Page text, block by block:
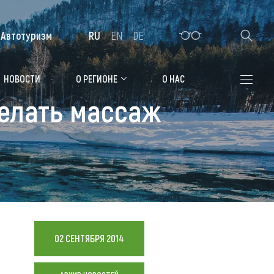
Алтайская зимовка
Где остановиться
Санатории
Гостиницы, отели
Коттеджи, базы
Мотели, придорожные отели
НОВОСТИ О РЕГИОНЕ О НАС
Автотуризм RU EN DE
массаж
02 СЕНТЯБРЯ 2014